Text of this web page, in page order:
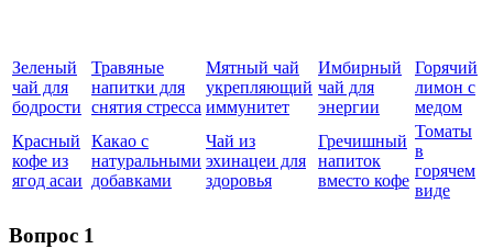
Зеленый
чай для
бодрости
Травяные
напитки для
снятия стресса
Мятный чай
укрепляющий
иммунитет
Имбирный
чай для
энергии
Горячий
лимон с
медом
Красный
кофе из
ягод асаи
Какао с
натуральными
добавками
Чай из
эхинацеи для
здоровья
Гречишный
напиток
вместо кофе
Томаты
в
горячем
виде
Вопрос 1